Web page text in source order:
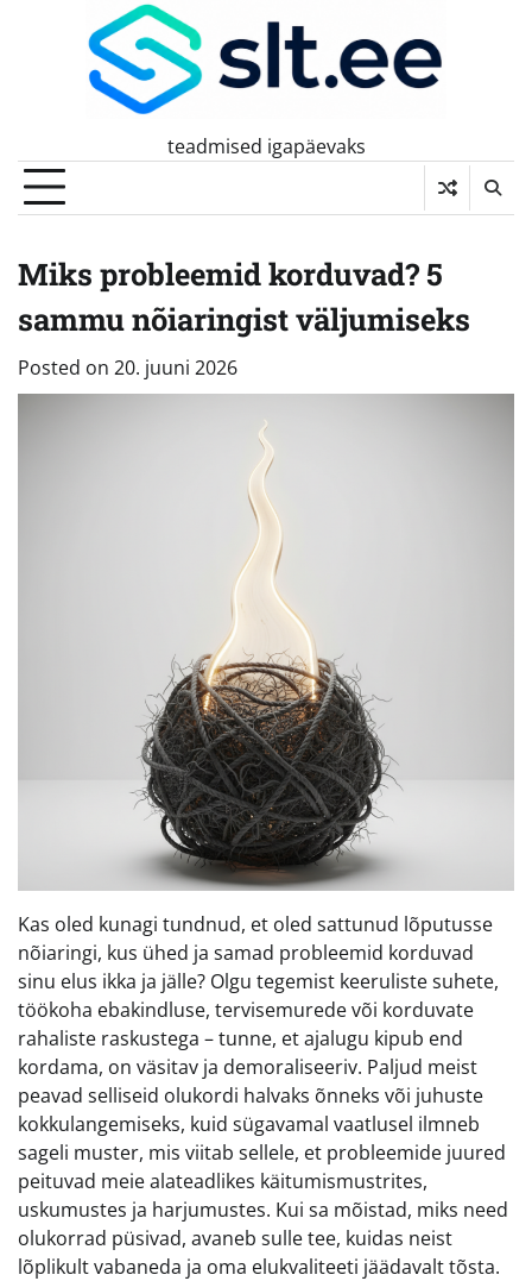
teadmised igapäevaks
Miks probleemid korduvad? 5
sammu nõiaringist väljumiseks
Posted on 20. juuni 2026
Kas oled kunagi tundnud, et oled sattunud lõputusse
nõiaringi, kus ühed ja samad probleemid korduvad
sinu elus ikka ja jälle? Olgu tegemist keeruliste suhete,
töökoha ebakindluse, tervisemurede või korduvate
rahaliste raskustega – tunne, et ajalugu kipub end
kordama, on väsitav ja demoraliseeriv. Paljud meist
peavad selliseid olukordi halvaks õnneks või juhuste
kokkulangemiseks, kuid sügavamal vaatlusel ilmneb
sageli muster, mis viitab sellele, et probleemide juured
peituvad meie alateadlikes käitumismustrites,
uskumustes ja harjumustes. Kui sa mõistad, miks need
olukorrad püsivad, avaneb sulle tee, kuidas neist
lõplikult vabaneda ja oma elukvaliteeti jäädavalt tõsta.